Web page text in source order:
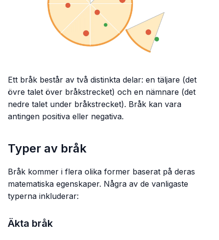
Ett bråk består av två distinkta delar: en täljare (det
övre talet över bråkstrecket) och en nämnare (det
nedre talet under bråkstrecket). Bråk kan vara
antingen positiva eller negativa.
Typer av bråk
Bråk kommer i flera olika former baserat på deras
matematiska egenskaper. Några av de vanligaste
typerna inkluderar:
Äkta bråk